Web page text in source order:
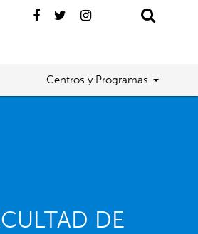
Centros y Programas
DE